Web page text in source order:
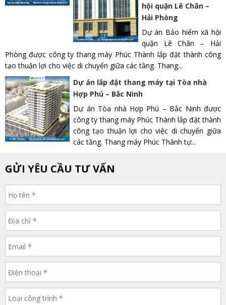
hội quận Lê Chân –
Hải Phòng
Dự án Bảo hiểm xã hội
quận Lê Chân – Hải
Phòng được công ty thang máy Phúc Thành lắp đặt thành công
tạo thuận lợi cho việc di chuyển giữa các tầng. Thang...
Dự án lắp đặt thang máy tại Tòa nhà
Hợp Phú – Bắc Ninh
Dự án Tòa nhà Hợp Phú – Bắc Ninh được
công ty thang máy Phúc Thành lắp đặt thành
công tạo thuận lợi cho việc di chuyển giữa
các tầng. Thang máy Phúc Thành tự...
GỬI YÊU CẦU TƯ VẤN